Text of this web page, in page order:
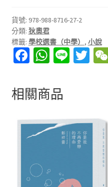
貨號: 978-988-8716-27-2
分類: 狄奧君
標籤: 學校選書（中學） , 小說
Fa
b
o
o
k
W
at
sA
p
p
Li T
相關商品